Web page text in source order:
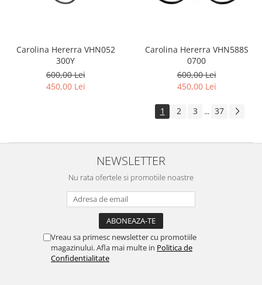
Carolina Hererra VHN052
300Y
600,00 Lei
450,00 Lei
Carolina Hererra VHN588S
0700
600,00 Lei
450,00 Lei
1 2 3 ... 37
NEWSLETTER
Nu rata ofertele si promotiile noastre
Vreau sa primesc newsletter cu promotiile
magazinului. Afla mai multe in Politica de
Confidentialitate